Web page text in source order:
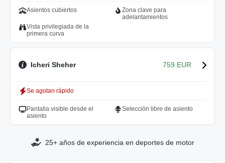
Asientos cubiertos
Zona clave para
adelantamientos
Vista privilegiada de la
primera curva
Icheri Sheher 759 EUR
Se agotan rápido
Pantalla visible desde el
asiento
Selección libre de asiento
25+ años de experiencia en deportes de motor